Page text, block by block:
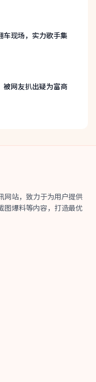
车现场，实力歌手集
被网友扒出疑为富商
网站，致力于为用户提供
图爆料等内容，打造最优